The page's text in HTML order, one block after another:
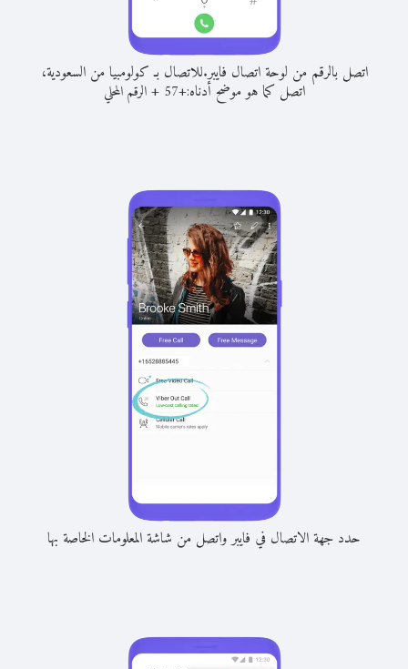
اتصل بالرقم من لوحة اتصال فايبر.للاتصال بـ كولومبيا من السعودية،
اتصل كما هو موضح أدناه:+
57
+الرقم المحلي
حدد جهة الاتصال في فايبر واتصل من شاشة المعلومات الخاصة بها